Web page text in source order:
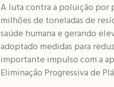
A luta contra a poluição por
milhões de toneladas de
saúde humana e gerando
adoptado medidas para
importante impulso com a
Eliminação Progressiva de